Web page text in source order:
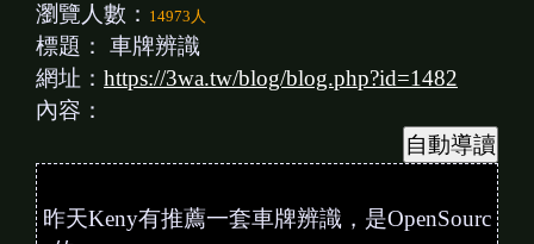
瀏覽人數： 14973人
標題： 車牌辨識
網址： https://3wa.tw/blog/blog.php?id=1482
內容：
昨天Keny有推薦一套車牌辨識，是OpenSourc